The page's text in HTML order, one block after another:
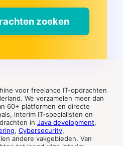
zoeken
voor freelance IT-opdrachten
We verzamelen meer dan
60+ platformen en directe
interim IT-specialisten en
in Java development,
, Cybersecurity,
andere vakgebieden. Van